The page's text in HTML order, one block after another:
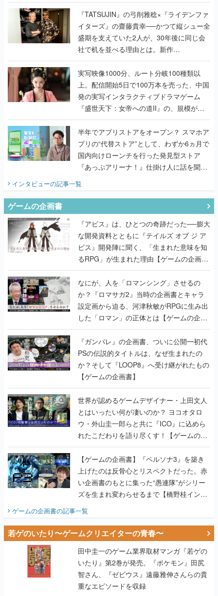
く
『TATSUJIN』の弓削雅稔×『ライデンファ
イターズ』の齋藤貴幸──かつて縦シュー全
盛期を支えていた2人が、30年後に同じ会
社で机を並べる理由とは。新作
『TATSUJIN EXTREME』で初タッグを組
んだレジェンド2人に訊く開発秘話
実写映像1000分、ルート分岐100種類以
上。配信開始5日で100万本を売った、中国
発の実写インタラクティブドラマゲーム
『盛世天下：女帝への道II』の、規模が違
うこだわりをプロデューサーに聞いた
半年でアプリストアをオープン？ スマホア
プリの“代替ストア”として、わずか6ヵ月で
国内向けローンチを行った発見型ストア
『あっぷアリーナ！』仕掛け人に話を聞い
インタビューの記事一覧
ゲームの企画書
『アビス』は、ひとつの奇跡だった──膨大
な開発資料とともに『テイルズ オブ ジ ア
ビス』開発陣に聞く、「生まれた意味を知
るRPG」が生まれた理由【ゲームの企画
書】
なにが、人を「ロマンシング」させるの
か？『ロマサガ2』当時の企画書とキャラ
設定画から迫る、河津秋敏がRPGに生み出
した「ロマン」の正体とは【ゲームの企画
書】
『ガンパレ』の企画書、ついに公開━初代
PSの伝説的タイトルは、なぜ生まれたの
か？そして『LOOP8』へ受け継がれたもの
【ゲームの企画書】
世界が認めるゲームデザイナー・上田文人
とはいったい何が凄いのか？ ヨコオタロ
ウ・外山圭一郎らと共に『ICO』に込めら
れたこだわりを語り尽くす！【ゲームの企
画書】
【ゲームの企画書】『ペルソナ3』を築き
上げたのは反骨心とリスペクトだった。赤
い企画書のもとに集った“愚連隊”がシリー
ズを生まれ変わらせるまで【橋野桂インタ
ゲームの企画書の記事一覧
若ゲのいたり〜ゲームクリエイターの青春〜
田中圭一のゲーム業界取材マンガ『若ゲの
いたり』第2巻が発売。『ポケモン』田尻
智さん、『ゼビウス』遠藤雅伸さんらの貴
重なエピソードを収録